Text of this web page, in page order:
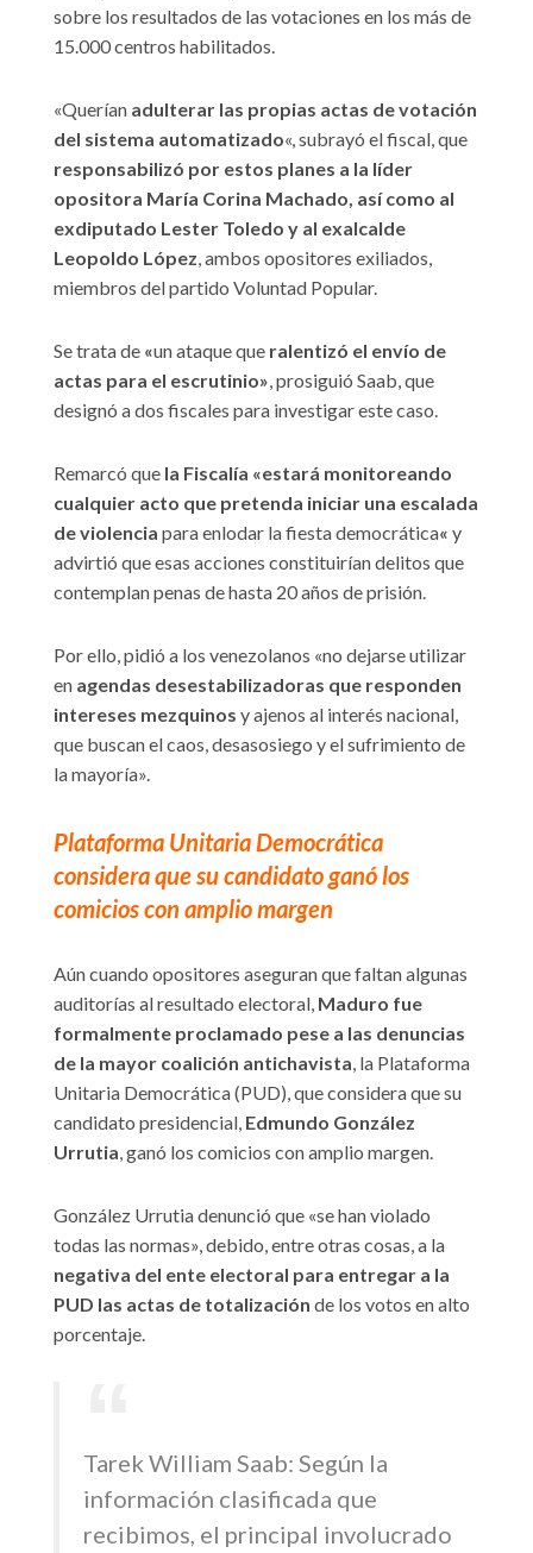
sobre los resultados de las votaciones en los más de
15.000 centros habilitados.
«Querían adulterar las propias actas de votación
del sistema automatizado«, subrayó el fiscal, que
responsabilizó por estos planes a la líder
opositora María Corina Machado, así como al
exdiputado Lester Toledo y al exalcalde
Leopoldo López, ambos opositores exiliados,
miembros del partido Voluntad Popular.
Se trata de «un ataque que ralentizó el envío de
actas para el escrutinio», prosiguió Saab, que
designó a dos fiscales para investigar este caso.
Remarcó que la Fiscalía «estará monitoreando
cualquier acto que pretenda iniciar una escalada
de violencia para enlodar la fiesta democrática« y
advirtió que esas acciones constituirían delitos que
contemplan penas de hasta 20 años de prisión.
Por ello, pidió a los venezolanos «no dejarse utilizar
en agendas desestabilizadoras que responden
intereses mezquinos y ajenos al interés nacional,
que buscan el caos, desasosiego y el sufrimiento de
la mayoría».
Plataforma Unitaria Democrática
considera que su candidato ganó los
comicios con amplio margen
Aún cuando opositores aseguran que faltan algunas
auditorías al resultado electoral, Maduro fue
formalmente proclamado pese a las denuncias
de la mayor coalición antichavista , la Plataforma
Unitaria Democrática (PUD), que considera que su
candidato presidencial, Edmundo González
Urrutia , ganó los comicios con amplio margen.
González Urrutia denunció que «se han violado
todas las normas», debido, entre otras cosas, a la
negativa del ente electoral para entregar a la
PUD las actas de totalización de los votos en alto
porcentaje.
Tarek William Saab: Según la
información clasificada que
recibimos, el principal involucrado